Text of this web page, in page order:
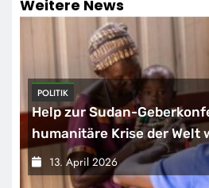
Weitere News
POLITIK
Help zur Sudan-
humanitäre Krise der Welt
13. April 2026